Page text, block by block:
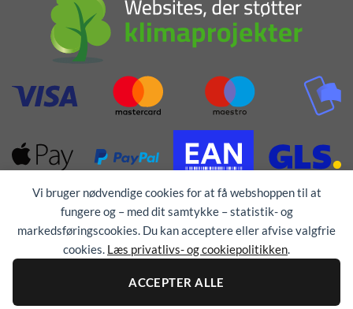
Vi bruger nødvendige cookies for at få webshoppen til at
fungere og – med dit samtykke – statistik- og
markedsføringscookies. Du kan acceptere eller afvise valgfrie
cookies. Læs privatlivs- og cookiepolitikken.
ACCEPTER ALLE
Alle rettigheder forbeholdes © 1976 - 2026TEX-